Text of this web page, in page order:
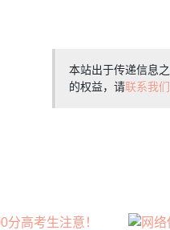
本站出于传递信息
的权益，请联系我们